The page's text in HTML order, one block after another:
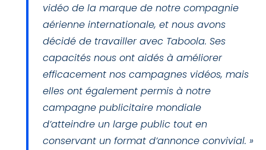
vidéo de la marque de notre compagnie
aérienne internationale, et nous avons
décidé de travailler avec Taboola. Ses
capacités nous ont aidés à améliorer
efficacement nos campagnes vidéos, mais
elles ont également permis à notre
campagne publicitaire mondiale
d’atteindre un large public tout en
conservant un format d’annonce convivial. »